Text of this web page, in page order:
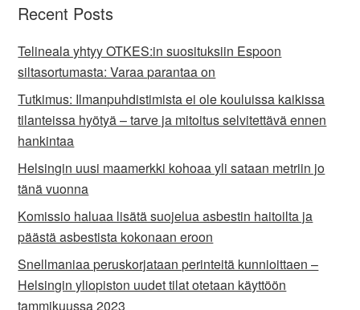
Recent Posts
Telineala yhtyy OTKES:in suosituksiin Espoon
siltasortumasta: Varaa parantaa on
Tutkimus: Ilmanpuhdistimista ei ole kouluissa kaikissa
tilanteissa hyötyä – tarve ja mitoitus selvitettävä ennen
hankintaa
Helsingin uusi maamerkki kohoaa yli sataan metriin jo
tänä vuonna
Komissio haluaa lisätä suojelua asbestin haitoilta ja
päästä asbestista kokonaan eroon
Snellmaniaa peruskorjataan perinteitä kunnioittaen –
Helsingin yliopiston uudet tilat otetaan käyttöön
tammikuussa 2023